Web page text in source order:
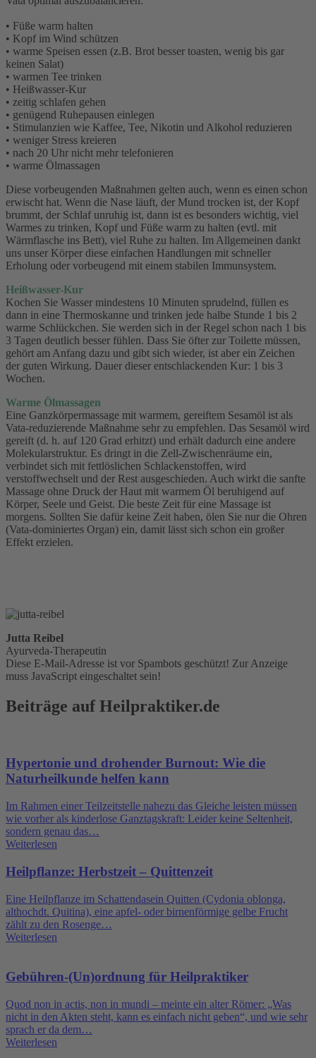
• Füße warm halten
• Kopf im Wind schützen
• warme Speisen essen (z.B. Brot besser toasten, wenig bis gar
keinen Salat)
• warmen Tee trinken
• Heißwasser-Kur
• zeitig schlafen gehen
• genügend Ruhepausen einlegen
• Stimulanzien wie Kaffee, Tee, Nikotin und Alkohol reduzieren
• weniger Stress kreieren
• nach 20 Uhr nicht mehr telefonieren
• warme Ölmassagen
Diese vorbeugenden Maßnahmen gelten auch, wenn es einen schon
erwischt hat. Wenn die Nase läuft, der Mund trocken ist, der Kopf
brummt, der Schlaf unruhig ist, dann ist es besonders wichtig, viel
Warmes zu trinken, Kopf und Füße warm zu halten (evtl. mit
Wärmflasche ins Bett), viel Ruhe zu halten. Im Allgemeinen dankt
uns unser Körper diese einfachen Handlungen mit schneller
Erholung oder vorbeugend mit einem stabilen Immunsystem.
Heißwasser-Kur
Kochen Sie Wasser mindestens 10 Minuten sprudelnd, füllen es
dann in eine Thermoskanne und trinken jede halbe Stunde 1 bis 2
warme Schlückchen. Sie werden sich in der Regel schon nach 1 bis
3 Tagen deutlich besser fühlen. Dass Sie öfter zur Toilette müssen,
gehört am Anfang dazu und gibt sich wieder, ist aber ein Zeichen
der guten Wirkung. Dauer dieser entschlackenden Kur: 1 bis 3
Wochen.
Warme Ölmassagen
Eine Ganzkörpermassage mit warmem, gereiftem Sesamöl ist als
Vata-reduzierende Maßnahme sehr zu empfehlen. Das Sesamöl wird
gereift (d. h. auf 120 Grad erhitzt) und erhält dadurch eine andere
Molekularstruktur. Es dringt in die Zell-Zwischenräume ein,
verbindet sich mit fettlöslichen Schlackenstoffen, wird
verstoffwechselt und der Rest ausgeschieden. Auch wirkt die sanfte
Massage ohne Druck der Haut mit warmem Öl beruhigend auf
Körper, Seele und Geist. Die beste Zeit für eine Massage ist
morgens. Sollten Sie dafür keine Zeit haben, ölen Sie nur die Ohren
(Vata-dominiertes Organ) ein, damit lässt sich schon ein großer
Effekt erzielen.
Jutta Reibel
Ayurveda-Therapeutin
Diese E-Mail-Adresse ist vor Spambots geschützt! Zur Anzeige
muss JavaScript eingeschaltet sein!
Beiträge auf Heilpraktiker.de
Hypertonie und drohender Burnout: Wie die
Naturheilkunde helfen kann
Im Rahmen einer Teilzeitstelle nahezu das Gleiche leisten müssen
wie vorher als kinderlose Ganztagskraft: Leider keine Seltenheit,
sondern genau das…
Weiterlesen
Heilpflanze: Herbstzeit – Quittenzeit
Eine Heilpflanze im Schattendasein Quitten (Cydonia oblonga,
althochdt. Quitina), eine apfel- oder birnenförmige gelbe Frucht
zählt zu den Rosenge…
Weiterlesen
Gebühren-(Un)ordnung für Heilpraktiker
Quod non in actis, non in mundi – meinte ein alter Römer: „Was
nicht in den Akten steht, kann es einfach nicht geben“, und wie sehr
sprach er da dem…
Weiterlesen